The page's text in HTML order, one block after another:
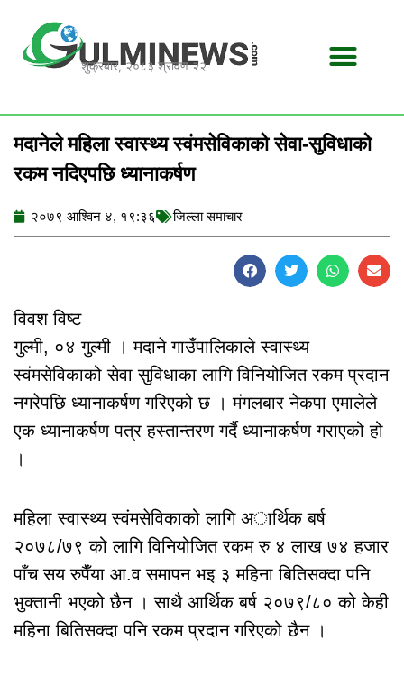
content
शुक्रबार, २०८३ श्रावण २२
मदानेले महिला स्वास्थ्य स्वंमसेविकाको सेवा-सुविधाको
रकम नदिएपछि ध्यानाकर्षण
२०७९ आश्विन ४, १९:३६ जिल्ला समाचार
विवश विष्ट
गुल्मी, ०४ गुल्मी । मदाने गाउँपालिकाले स्वास्थ्य
स्वंमसेविकाको सेवा सुविधाका लागि विनियोजित रकम प्रदान
नगरेपछि ध्यानाकर्षण गरिएको छ । मंगलबार नेकपा एमालेले
एक ध्यानाकर्षण पत्र हस्तान्तरण गर्दै ध्यानाकर्षण गराएको हो
।
महिला स्वास्थ्य स्वंमसेविकाको लागि अार्थिक बर्ष
२०७८/७९ को लागि विनियोजित रकम रु ४ लाख ७४ हजार
पाँच सय रुपैँया आ.व समापन भइ ३ महिना बितिसक्दा पनि
भुक्तानी भएको छैन । साथै आर्थिक बर्ष २०७९/८० को केही
महिना बितिसक्दा पनि रकम प्रदान गरिएको छैन ।